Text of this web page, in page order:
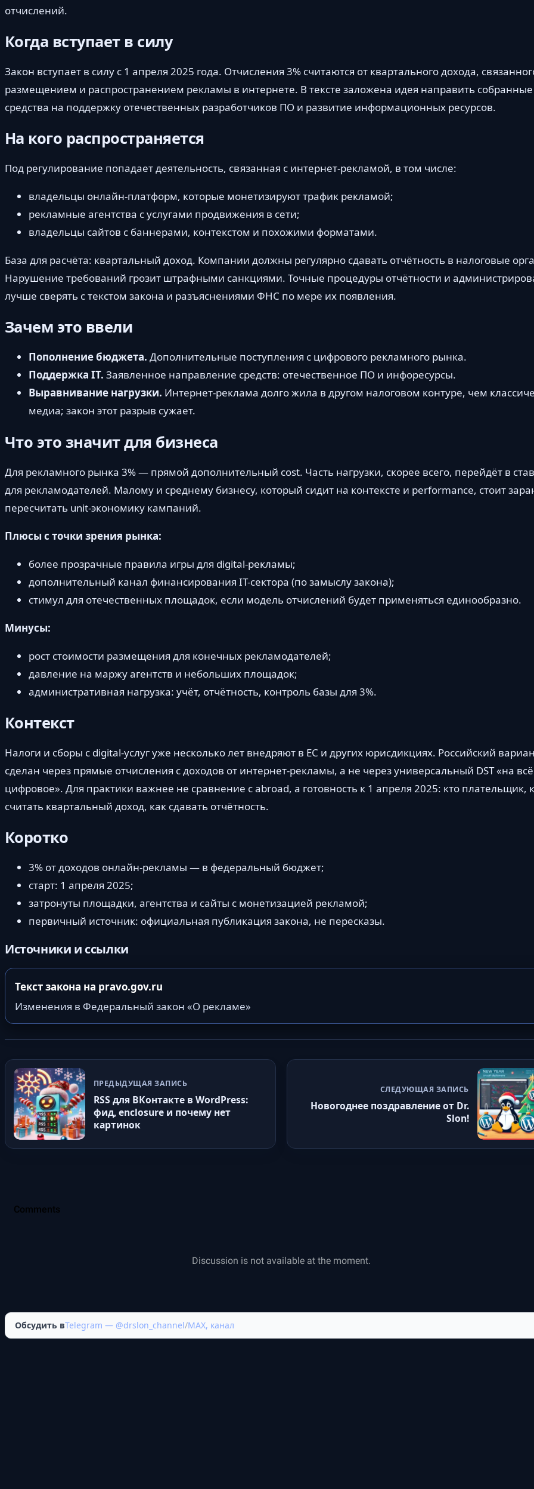
отчислений.
Когда вступает в силу
Закон вступает в силу с 1 апреля 2025 года. Отчисления 3% считаются от квартального дохода,
размещением и распространением рекламы в интернете. В тексте заложена идея направить собранные
средства на поддержку отечественных разработчиков ПО и развитие информационных ресурсов.
На кого распространяется
Под регулирование попадает деятельность, связанная с интернет-рекламой, в том числе:
владельцы онлайн-платформ, которые монетизируют трафик рекламой;
рекламные агентства с услугами продвижения в сети;
владельцы сайтов с баннерами, контекстом и похожими форматами.
База для расчёта: квартальный доход. Компании должны регулярно сдавать отчётность в налоговые
Нарушение требований грозит штрафными санкциями. Точные процедуры отчётности и
лучше сверять с текстом закона и разъяснениями ФНС по мере их появления.
Зачем это ввели
Пополнение бюджета. Дополнительные поступления с цифрового рекламного рынка.
Поддержка IT. Заявленное направление средств: отечественное ПО и инфоресурсы.
Выравнивание нагрузки. Интернет-реклама долго жила в другом налоговом контуре, чем
медиа; закон этот разрыв сужает.
Что это значит для бизнеса
Для рекламного рынка 3% — прямой дополнительный cost. Часть нагрузки, скорее всего, перейдёт в
для рекламодателей. Малому и среднему бизнесу, который сидит на контексте и performance, стоит
пересчитать unit-экономику кампаний.
Плюсы с точки зрения рынка:
более прозрачные правила игры для digital-рекламы;
дополнительный канал финансирования IT-сектора (по замыслу закона);
стимул для отечественных площадок, если модель отчислений будет применяться единообразно.
Минусы:
рост стоимости размещения для конечных рекламодателей;
давление на маржу агентств и небольших площадок;
административная нагрузка: учёт, отчётность, контроль базы для 3%.
Контекст
Налоги и сборы с digital-услуг уже несколько лет внедряют в ЕС и других юрисдикциях. Российский
сделан через прямые отчисления с доходов от интернет-рекламы, а не через универсальный DST «на всё
цифровое». Для практики важнее не сравнение с abroad, а готовность к 1 апреля 2025: кто плательщик,
считать квартальный доход, как сдавать отчётность.
Коротко
3% от доходов онлайн-рекламы — в федеральный бюджет;
старт: 1 апреля 2025;
затронуты площадки, агентства и сайты с монетизацией рекламой;
первичный источник: официальная публикация закона, не пересказы.
Источники и ссылки
Текст закона на pravo.gov.ru
Изменения в Федеральный закон «О рекламе»
ПРЕДЫДУЩАЯ ЗАПИСЬ
RSS для ВКонтакте в WordPress:
фид, enclosure и почему нет
картинок
СЛЕДУЮЩАЯ ЗАПИСЬ
Новогоднее поздравление от Dr.
Slon!
Обсудить вTelegram — @drslon_channel/MAX, канал